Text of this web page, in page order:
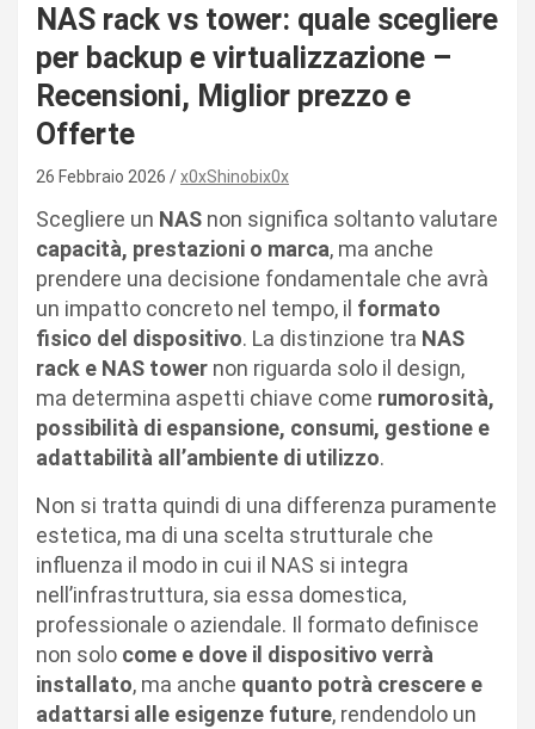
NAS rack vs tower: quale scegliere
per backup e virtualizzazione –
Recensioni, Miglior prezzo e
Offerte
26 Febbraio 2026 x0xShinobix0x
Scegliere un NAS non significa soltanto valutare
capacità, prestazioni o marca, ma anche
prendere una decisione fondamentale che avrà
un impatto concreto nel tempo, il formato
fisico del dispositivo. La distinzione tra NAS
rack e NAS tower non riguarda solo il design,
ma determina aspetti chiave come rumorosità,
possibilità di espansione, consumi, gestione e
adattabilità all’ambiente di utilizzo.
Non si tratta quindi di una differenza puramente
estetica, ma di una scelta strutturale che
influenza il modo in cui il NAS si integra
nell’infrastruttura, sia essa domestica,
professionale o aziendale. Il formato definisce
non solo come e dove il dispositivo verrà
installato, ma anche quanto potrà crescere e
adattarsi alle esigenze future, rendendolo un